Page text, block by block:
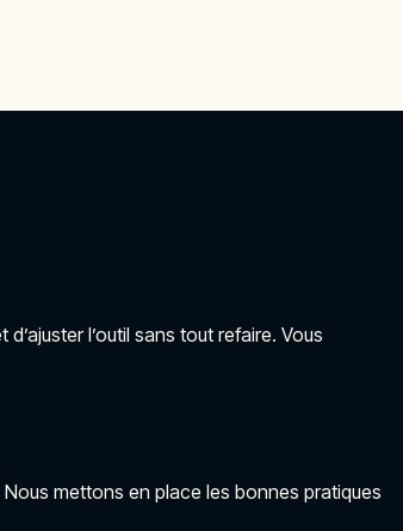
l’outil sans tout refaire. Vous
mettons en place les bonnes pratiques